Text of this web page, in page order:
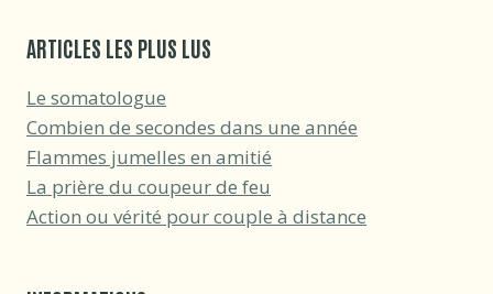
ARTICLES LES PLUS LUS
Le somatologue
Combien de secondes dans une année
Flammes jumelles en amitié
La prière du coupeur de feu
Action ou vérité pour couple à distance